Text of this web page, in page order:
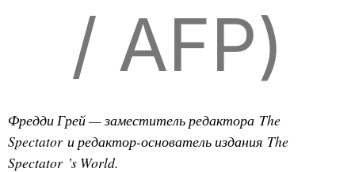
/ AFP)
Фредди Грей — заместитель редактора The
Spectator и редактор-основатель издания The
Spectator ’s World.